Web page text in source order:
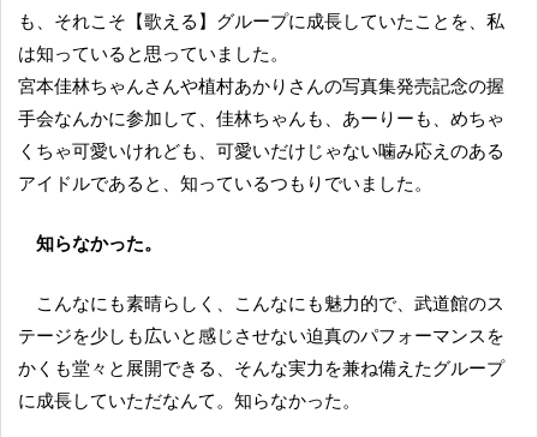
も、それこそ【歌える】グループに成長していたことを、私
は知っていると思っていました。
宮本佳林ちゃんさんや植村あかりさんの写真集発売記念の握
手会なんかに参加して、佳林ちゃんも、あーりーも、めちゃ
くちゃ可愛いけれども、可愛いだけじゃない噛み応えのある
アイドルであると、知っているつもりでいました。
知らなかった。
こんなにも素晴らしく、こんなにも魅力的で、武道館のス
テージを少しも広いと感じさせない迫真のパフォーマンスを
かくも堂々と展開できる、そんな実力を兼ね備えたグループ
に成長していただなんて。知らなかった。